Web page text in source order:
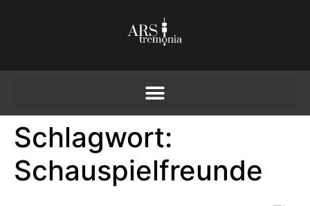
Schlagwort:
Schauspielfreunde